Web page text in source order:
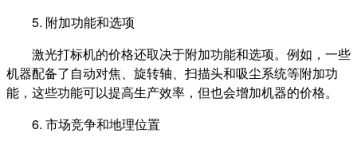
5. 附加功能和选项
激光打标机的价格还取决于附加功能和选项。例如，一些
机器配备了自动对焦、旋转轴、扫描头和吸尘系统等附加功
能，这些功能可以提高生产效率，但也会增加机器的价格。
6. 市场竞争和地理位置